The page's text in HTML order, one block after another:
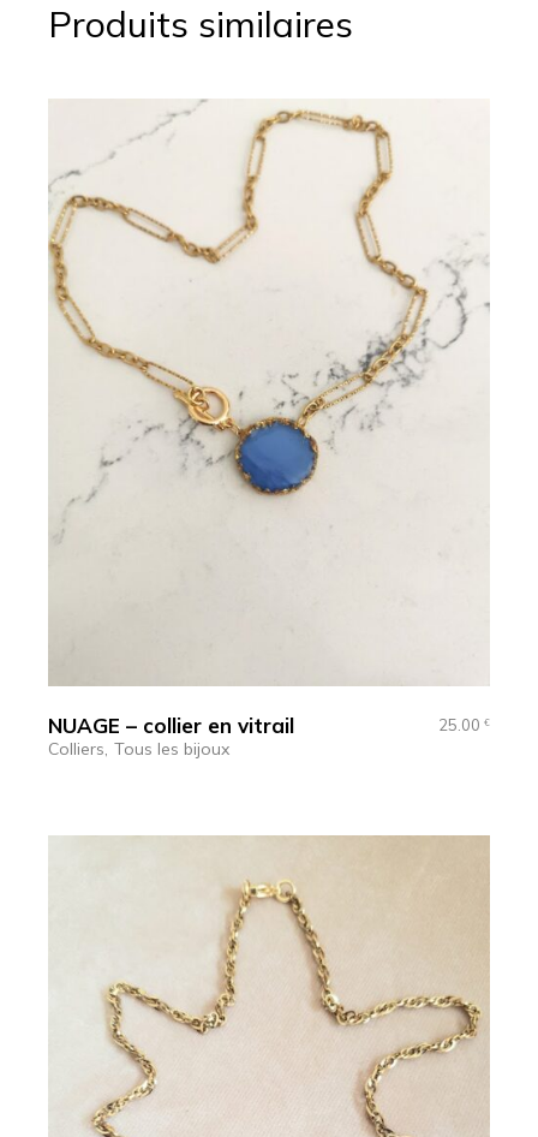
Produits similaires
NUAGE – collier en vitrail 25.00 €
Colliers Tous les bijoux